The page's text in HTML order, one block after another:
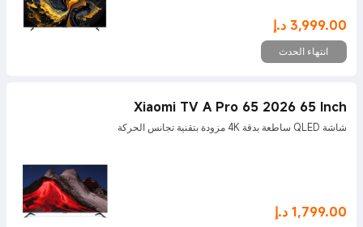
3,999.00 د.إCurrent Price د.إ3999
انتهاء الحدث
Xiaomi TV A Pro 65 2026 65 Inch
شاشة QLED ساطعة بدقة 4K مزودة بتقنية تجانس الحركة
1,799.00 د.إCurrent Price د.إ1799